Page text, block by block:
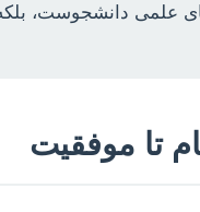
علمی دانشجوست،
تا موفقیت